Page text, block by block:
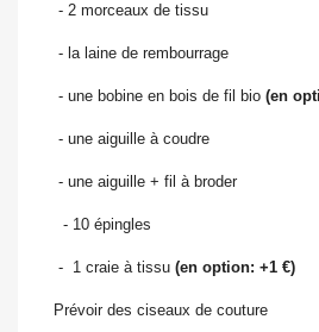
- 2 morceaux de tissu
- la laine de rembourrage
- une bobine en bois de fil bio (en
- une aiguille à coudre
- une aiguille + fil à broder
- 10 épingles
- 1 craie à tissu (en option: +1 €)
Prévoir des ciseaux de couture